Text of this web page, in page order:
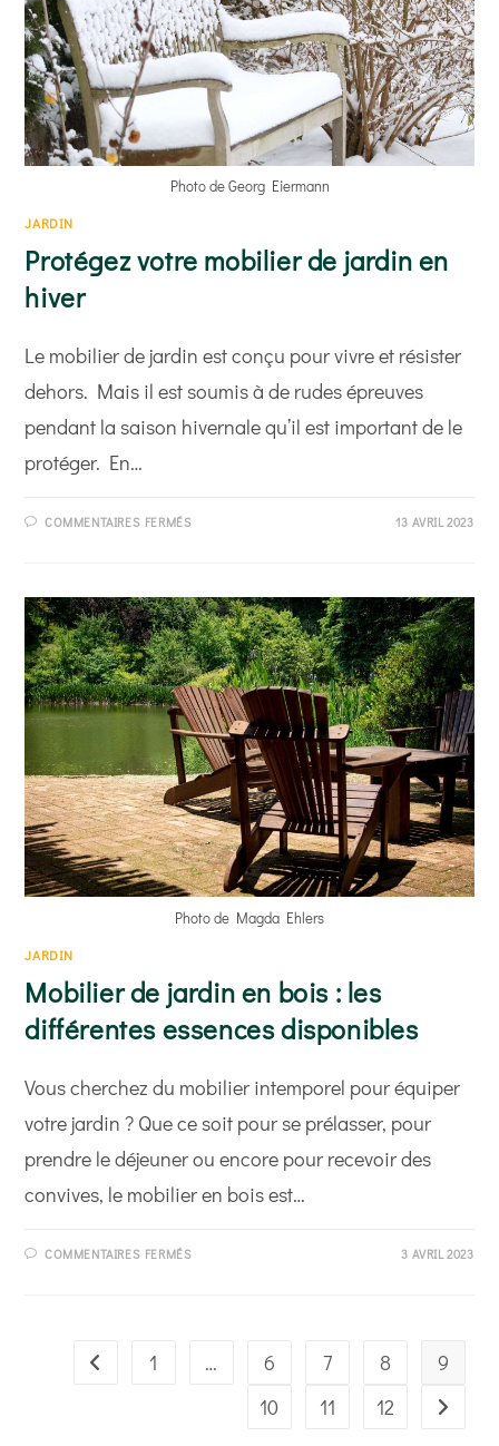
Photo de Georg Eiermann
JARDIN
Protégez votre mobilier de jardin en
hiver
Le mobilier de jardin est conçu pour vivre et résister
dehors. Mais il est soumis à de rudes épreuves
pendant la saison hivernale qu’il est important de le
protéger. En…
COMMENTAIRES FERMÉSSUR
JARDIN
EN
HIVER
13 AVRIL 2023
Photo de Magda Ehlers
JARDIN
Mobilier de jardin en bois : les
différentes essences disponibles
Vous cherchez du mobilier intemporel pour équiper
votre jardin ? Que ce soit pour se prélasser, pour
prendre le déjeuner ou encore pour recevoir des
convives, le mobilier en bois est…
COMMENTAIRES FERMÉSSUR
DIFFÉRENTES
ESSENCES
3 AVRIL 2023
Go to the previous page
1 … 6 7 8
9
10
11 12 Aller à